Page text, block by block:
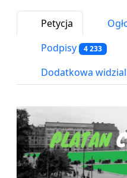
Petycja
Podpisy 4 233
Dodatkowa